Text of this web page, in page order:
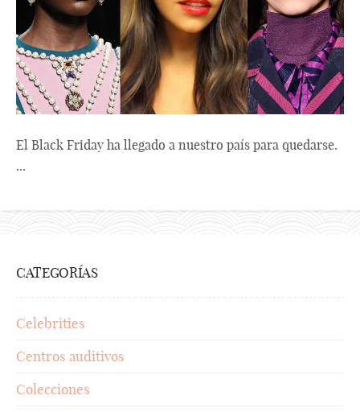
El Black Friday ha llegado a nuestro país para quedarse.
...
CATEGORÍAS
Celebrities
Centros auditivos
Colecciones